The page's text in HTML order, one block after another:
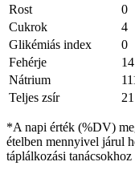
Rost
0
Cukrok
4
Glikémiás index
0
Fehérje
14
Nátrium
Teljes zsír
21
*A napi érték (%DV)
ételben mennyivel járul
táplálkozási